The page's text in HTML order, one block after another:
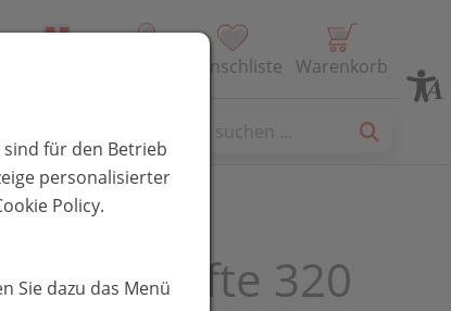
Wunschliste Warenkorb
320
für den Betrieb
personalisierter
Policy.
Sie dazu das Menü